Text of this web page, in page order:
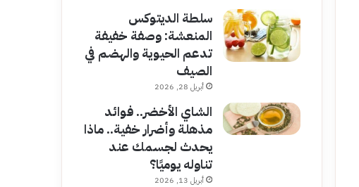
سلطة الديتوكس
المنعشة: وصفة خفيفة
تدعم الحيوية والهضم في
الصيف
أبريل 28, 2026
الشاي الأخضر.. فوائد
مذهلة وأضرار خفية.. ماذا
يحدث لجسمك عند
تناوله يوميًا؟
أبريل 13, 2026